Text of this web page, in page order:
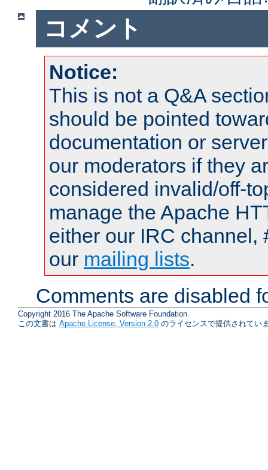
コメント
Notice:
This is not a Q&A
should be pointed
documentation or
our moderators if they
considered invalid/off-
manage the Apache
either our IRC channel,
our mailing lists.
Comments are disabled
Copyright 2016 The Apache Software Foundation.
この文書は Apache License, Version 2.0 のライセンスで提供されてい